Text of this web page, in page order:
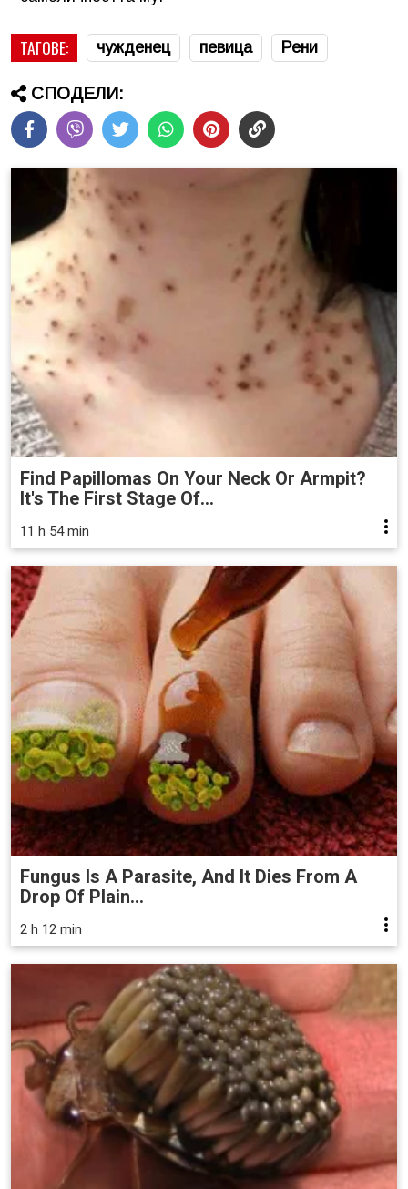
ТАГОВЕ: чужденец певица Рени
СПОДЕЛИ:
Find Papillomas On Your Neck Or Armpit?
It's The First Stage Of...
11 h 54 min
Fungus Is A Parasite, And It Dies From A
Drop Of Plain...
2 h 12 min